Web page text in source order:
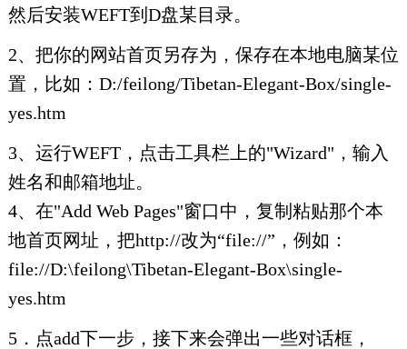
然后安装WEFT到D盘某目录。
2、把你的网站首页另存为，保存在本地电脑某位
置，比如：D:/feilong/Tibetan-Elegant-Box/single-
yes.htm
3、运行WEFT，点击工具栏上的"Wizard"，输入
姓名和邮箱地址。
4、在"Add Web Pages"窗口中，复制粘贴那个本
地首页网址，把http://改为“file://”，例如：
file://D:\feilong\Tibetan-Elegant-Box\single-
yes.htm
5．点add下一步，接下来会弹出一些对话框，